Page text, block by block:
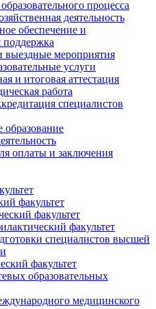
процесса
деятельность
обеспечение и
поддержка
мероприятия
услуги
и итоговая аттестация
работа
специалистов
оплаты и заключения
факультет
факультет
факультет
специалистов высшей
факультет
образовательных
медицинского